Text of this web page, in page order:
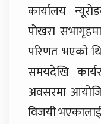
कार्यालय
पोखरा
परिणत भएको
समयदेखि
अवसरमा
विजयी भएकालाई